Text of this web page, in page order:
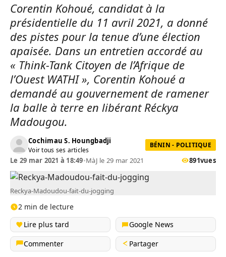
Corentin Kohoué, candidat à la
présidentielle du 11 avril 2021, a donné
des pistes pour la tenue d’une élection
apaisée. Dans un entretien accordé au
« Think-Tank Citoyen de l’Afrique de
l’Ouest WATHI », Corentin Kohoué a
demandé au gouvernement de ramener
la balle à terre en libérant Réckya
Madougou.
Cochimau S. Houngbadji
Voir tous ses articles
BÉNIN - POLITIQUE
Le 29 mar 2021 à 18:49•MàJ le 29 mar 2021 891vues
Reckya-Madoudou-fait-du-jogging
2 min de lecture
Lire plus tard
Google News
Commenter
Partager